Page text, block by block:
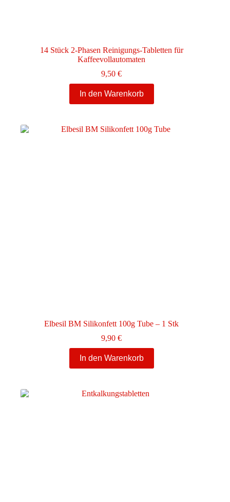
14 Stück 2-Phasen Reinigungs-Tabletten für
Kaffeevollautomaten
9,50€
In den Warenkorb
Elbesil BM Silikonfett 100g Tube – 1 Stk
9,90€
In den Warenkorb